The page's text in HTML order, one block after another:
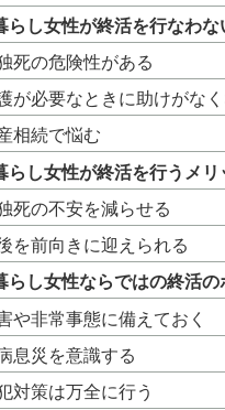
らし女性が終活を行なわな
死の危険性がある
が必要なときに助けがな
相続で悩む
らし女性が終活を行うメリ
死の不安を減らせる
を前向きに迎えられる
らし女性ならではの終活の
や非常事態に備えておく
息災を意識する
対策は万全に行う